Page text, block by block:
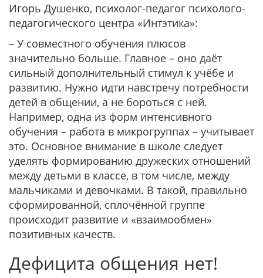
Игорь Душенко, психолог-педагог психолого-
педагогического центра «Интэтика»:
– У совместного обучения плюсов
значительно больше. Главное – оно даёт
сильный дополнительный стимул к учёбе и
развитию. Нужно идти навстречу потребности
детей в общении, а не бороться с ней.
Например, одна из форм интенсивного
обучения – работа в микрогруппах – учитывает
это. Основное внимание в школе следует
уделять формированию дружеских отношений
между детьми в классе, в том числе, между
мальчиками и девочками. В такой, правильно
сформированной, сплочённой группе
происходит развитие и «взаимообмен»
позитивных качеств.
Дефицита общения нет!